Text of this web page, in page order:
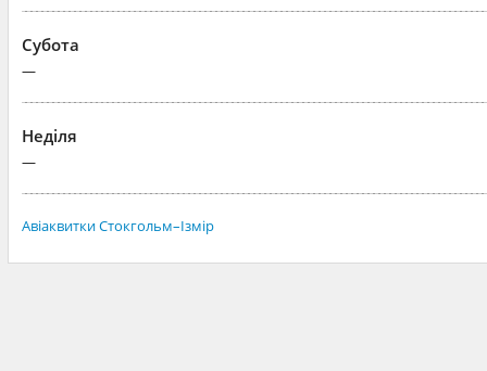
Субота
—
Неділя
—
Авіаквитки Стокгольм–Ізмір